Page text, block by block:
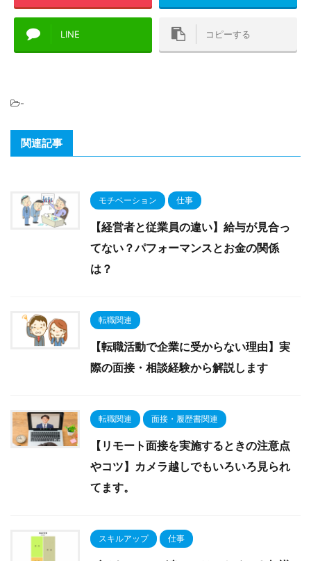
LINE コピーする
-
関連記事
モチベーション 仕事
【経営者と従業員の違い】給与が見合っ
てない？パフォーマンスとお金の関係
は？
転職関連
【転職活動で企業に受からない理由】実
際の面接・相談経験から解説します
転職関連 面接・履歴書関連
【リモート面接を実施するときの注意点
やコツ】カメラ越しでもいろいろ見られ
てます。
スキルアップ 仕事